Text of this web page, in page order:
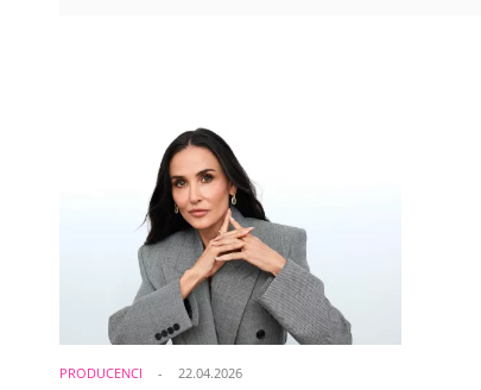
PRODUCENCI 22.04.2026